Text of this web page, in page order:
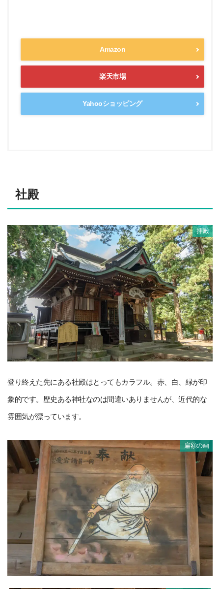
Amazon
楽天市場
Yahooショッピング
社殿
拝殿
登り終えた先にある社殿はとってもカラフル。赤、白、緑が印
象的です。歴史ある神社なのは間違いありませんが、近代的な
雰囲気が漂っています。
扁額の画